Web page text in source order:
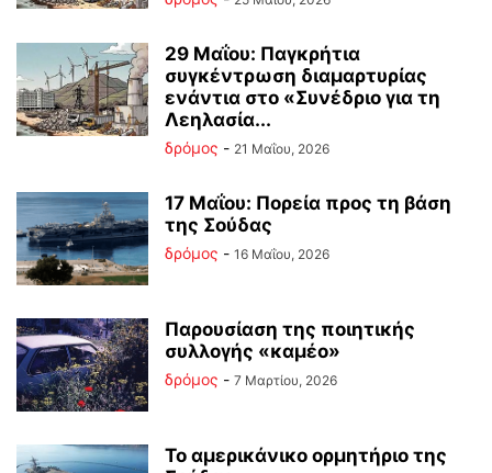
29 Μαΐου: Παγκρήτια
συγκέντρωση διαμαρτυρίας
ενάντια στο «Συνέδριο για τη
Λεηλασία...
δρόμος - 21 Μαΐου, 2026
17 Μαΐου: Πορεία προς τη βάση
της Σούδας
δρόμος - 16 Μαΐου, 2026
Παρουσίαση της ποιητικής
συλλογής «καμέο»
δρόμος - 7 Μαρτίου, 2026
Το αμερικάνικο ορμητήριο της